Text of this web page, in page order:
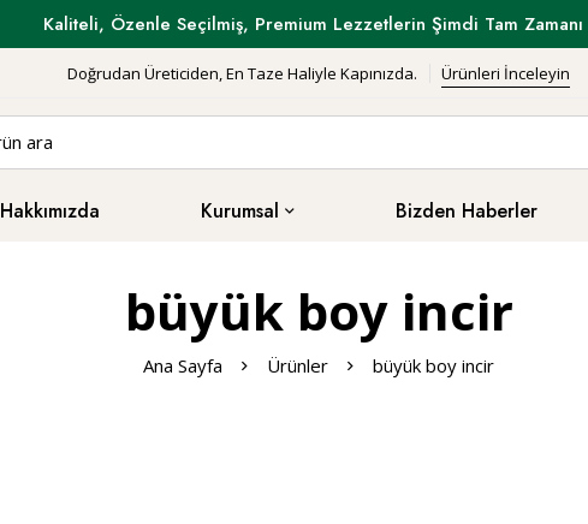
Kaliteli, Özenle Seçilmiş, Premium Lezzetlerin Şimdi Tam
Doğrudan Üreticiden, En Taze Haliyle Kapınızda. Ürünleri İnceleyin
Hakkımızda Kurumsal Bizden Haberler
büyük boy incir
Ana Sayfa Ürünler büyük boy incir